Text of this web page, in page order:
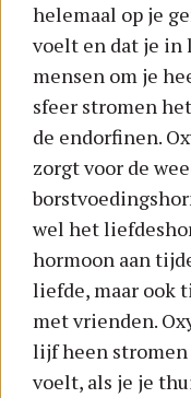
helemaal op je
voelt en dat je in
mensen om je
sfeer stromen
de endorfinen.
zorgt voor de
wel het
hormoon aan
liefde, maar ook
met vrienden.
lijf heen
voelt, als je je